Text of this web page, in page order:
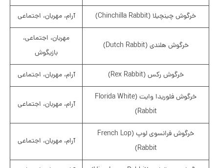
خرگوش چینچیلا (Chinchilla Rabbit) آرام، مهربان، اجتماعی
خرگوش هلندی (Dutch Rabbit)
مهربان، اجتماعی،
بازیگوش
خرگوش رکس (Rex Rabbit) آرام، مهربان، اجتماعی
خرگوش فلوریدا وایت (Florida White
Rabbit)
آرام، مهربان، اجتماعی
خرگوش فرانسوی لوپ (French Lop
Rabbit)
آرام، مهربان، اجتماعی